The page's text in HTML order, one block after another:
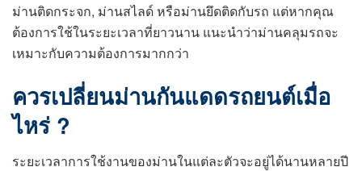
ม่านติดกระจก, ม่านสไลด์ หรือม่านยึดติดกับรถ แต่หากคุณ
ต้องการใช้ในระยะเวลาที่ยาวนาน แนะนำว่าม่านคลุมรถจะ
เหมาะกับความต้องการมากกว่า
ควรเปลี่ยนม่านกันแดดรถยนต์เมื่อ
ไหร่ ?
ระยะเวลาการใช้งานของม่านในแต่ละตัวจะอยู่ได้นานหลายปี